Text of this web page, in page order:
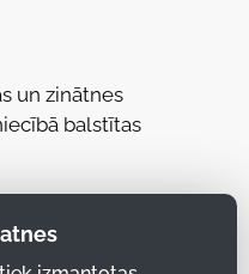
un zinātnes
balstītas